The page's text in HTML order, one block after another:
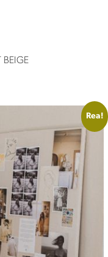
BEIGE
Rea!